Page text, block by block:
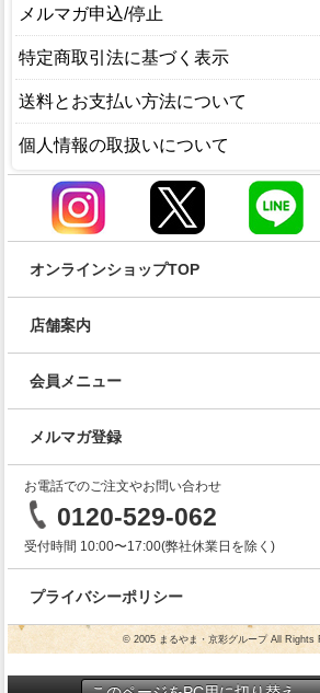
メルマガ申込/停止
特定商取引法に基づく表示
送料とお支払い方法について
個人情報の取扱いについて
オンラインショップTOP
店舗案内
会員メニュー
メルマガ登録
お電話でのご注文やお問い合わせ
0120-529-062
受付時間 10:00〜17:00(弊社休業日を除く)
プライバシーポリシー
© 2005 まるやま・京彩グループ All Rights